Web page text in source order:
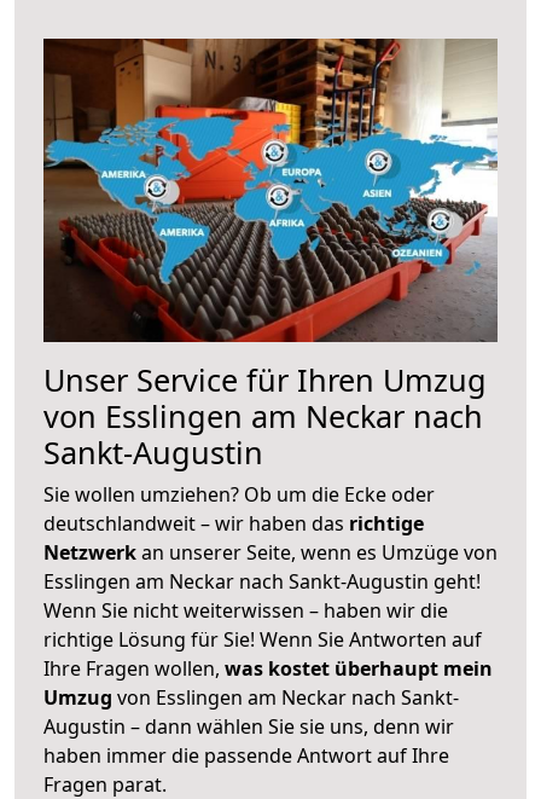
Unser Service für Ihren Umzug
von Esslingen am Neckar nach
Sankt-Augustin
Sie wollen umziehen? Ob um die Ecke oder
deutschlandweit – wir haben das richtige
Netzwerkan unserer Seite, wenn es Umzüge von
Esslingen am Neckar nach Sankt-Augustin geht!
Wenn Sie nicht weiterwissen – haben wir die
richtige Lösung für Sie! Wenn Sie Antworten auf
Ihre Fragen wollen, was kostet überhaupt mein
Umzug von Esslingen am Neckar nach Sankt-
Augustin – dann wählen Sie sie uns, denn wir
haben immer die passende Antwort auf Ihre
Fragen parat.